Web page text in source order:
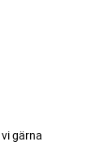
gärna